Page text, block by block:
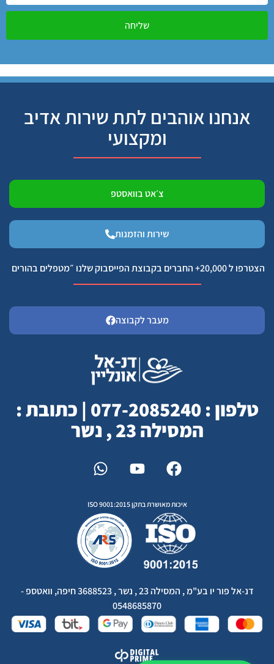
שליחה
אנחנו אוהבים לתת שירות אדיב
ומקצועי
צ׳אט בוואסטפ
שירות והזמנות
הצטרפו ל 20,000+ החברים בקבוצת הפייסבוק שלנו ״מטפלים בהורים
מעבר לקבוצה
טלפון : 077-2085240 | כתובת :
המסילה 23 , נשר
איכות מאושרת בתקן ISO 9001:2015
דנ-אל פור יו בע"מ , המסילה 23 , נשר , 3688523 חיפה, וואטספ -
0548685870